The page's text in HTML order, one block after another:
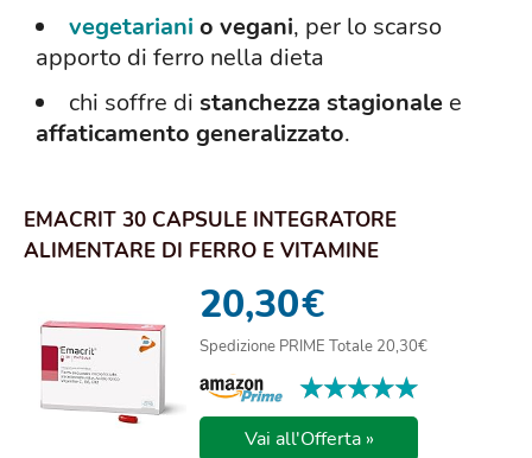
vegetariani o vegani, per lo scarso
apporto di ferro nella dieta
chi soffre di stanchezza stagionale e
affaticamento generalizzato.
EMACRIT 30 CAPSULE INTEGRATORE
ALIMENTARE DI FERRO E VITAMINE
20,30€
Spedizione PRIME Totale 20,30€
★★★★★
★★★★★
Vai all'Offerta »